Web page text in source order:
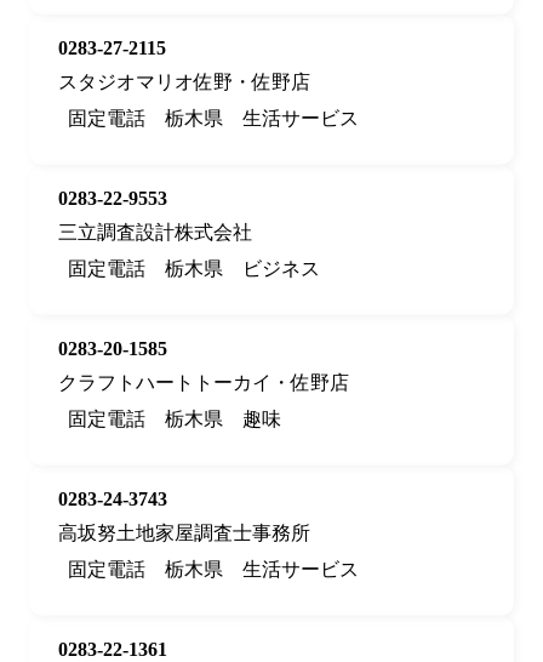
0283-27-2115
スタジオマリオ佐野・佐野店
固定電話
栃木県 生活サービス
0283-22-9553
三立調査設計株式会社
固定電話
栃木県 ビジネス
0283-20-1585
クラフトハートトーカイ・佐野店
固定電話
栃木県 趣味
0283-24-3743
高坂努土地家屋調査士事務所
固定電話
栃木県 生活サービス
0283-22-1361